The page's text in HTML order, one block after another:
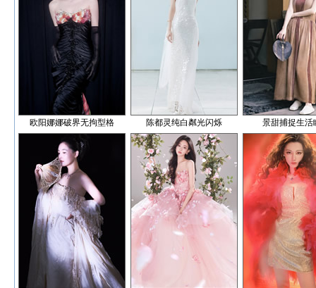
欧阳娜娜破界无拘型格 陈都灵纯白粼光闪烁 景甜捕捉生活